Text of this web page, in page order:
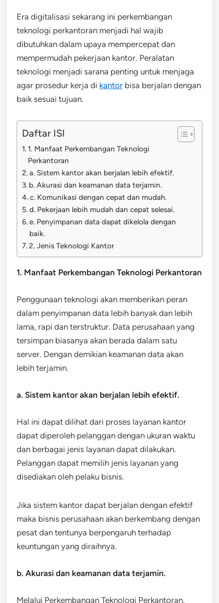
Era digitalisasi sekarang ini perkembangan
teknologi perkantoran menjadi hal wajib
dibutuhkan dalam upaya mempercepat dan
mempermudah pekerjaan kantor. Peralatan
teknologi menjadi sarana penting untuk menjaga
agar prosedur kerja di kantor bisa berjalan dengan
baik sesuai tujuan.
Daftar ISI
1. Manfaat Perkembangan Teknologi
Perkantoran
a. Sistem kantor akan berjalan lebih efektif.
b. Akurasi dan keamanan data terjamin.
c. Komunikasi dengan cepat dan mudah.
d. Pekerjaan lebih mudah dan cepat selesai.
e. Penyimpanan data dapat dikelola dengan
baik.
2. Jenis Teknologi Kantor
1. Manfaat Perkembangan Teknologi Perkantoran
Penggunaan teknologi akan memberikan peran
dalam penyimpanan data lebih banyak dan lebih
lama, rapi dan terstruktur. Data perusahaan yang
tersimpan biasanya akan berada dalam satu
server. Dengan demikian keamanan data akan
lebih terjamin.
a. Sistem kantor akan berjalan lebih efektif.
Hal ini dapat dilihat dari proses layanan kantor
dapat diperoleh pelanggan dengan ukuran waktu
dan berbagai jenis layanan dapat dilakukan.
Pelanggan dapat memilih jenis layanan yang
disediakan oleh pelaku bisnis.
Jika sistem kantor dapat berjalan dengan efektif
maka bisnis perusahaan akan berkembang dengan
pesat dan tentunya berpengaruh terhadap
keuntungan yang diraihnya.
b. Akurasi dan keamanan data terjamin.
Melalui Perkembangan Teknologi Perkantoran,